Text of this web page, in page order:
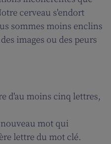
cerveau s'endort
sommes moins enclins
images ou des peurs
d'au moins cinq lettres,
mot qui
lettre du mot clé.